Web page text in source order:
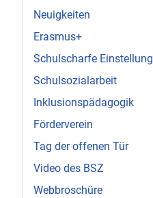
Neuigkeiten
Erasmus+
Schulscharfe Einstellung
Schulsozialarbeit
Inklusionspädagogik
Förderverein
Tag der offenen Tür
Video des BSZ
Webbroschüre